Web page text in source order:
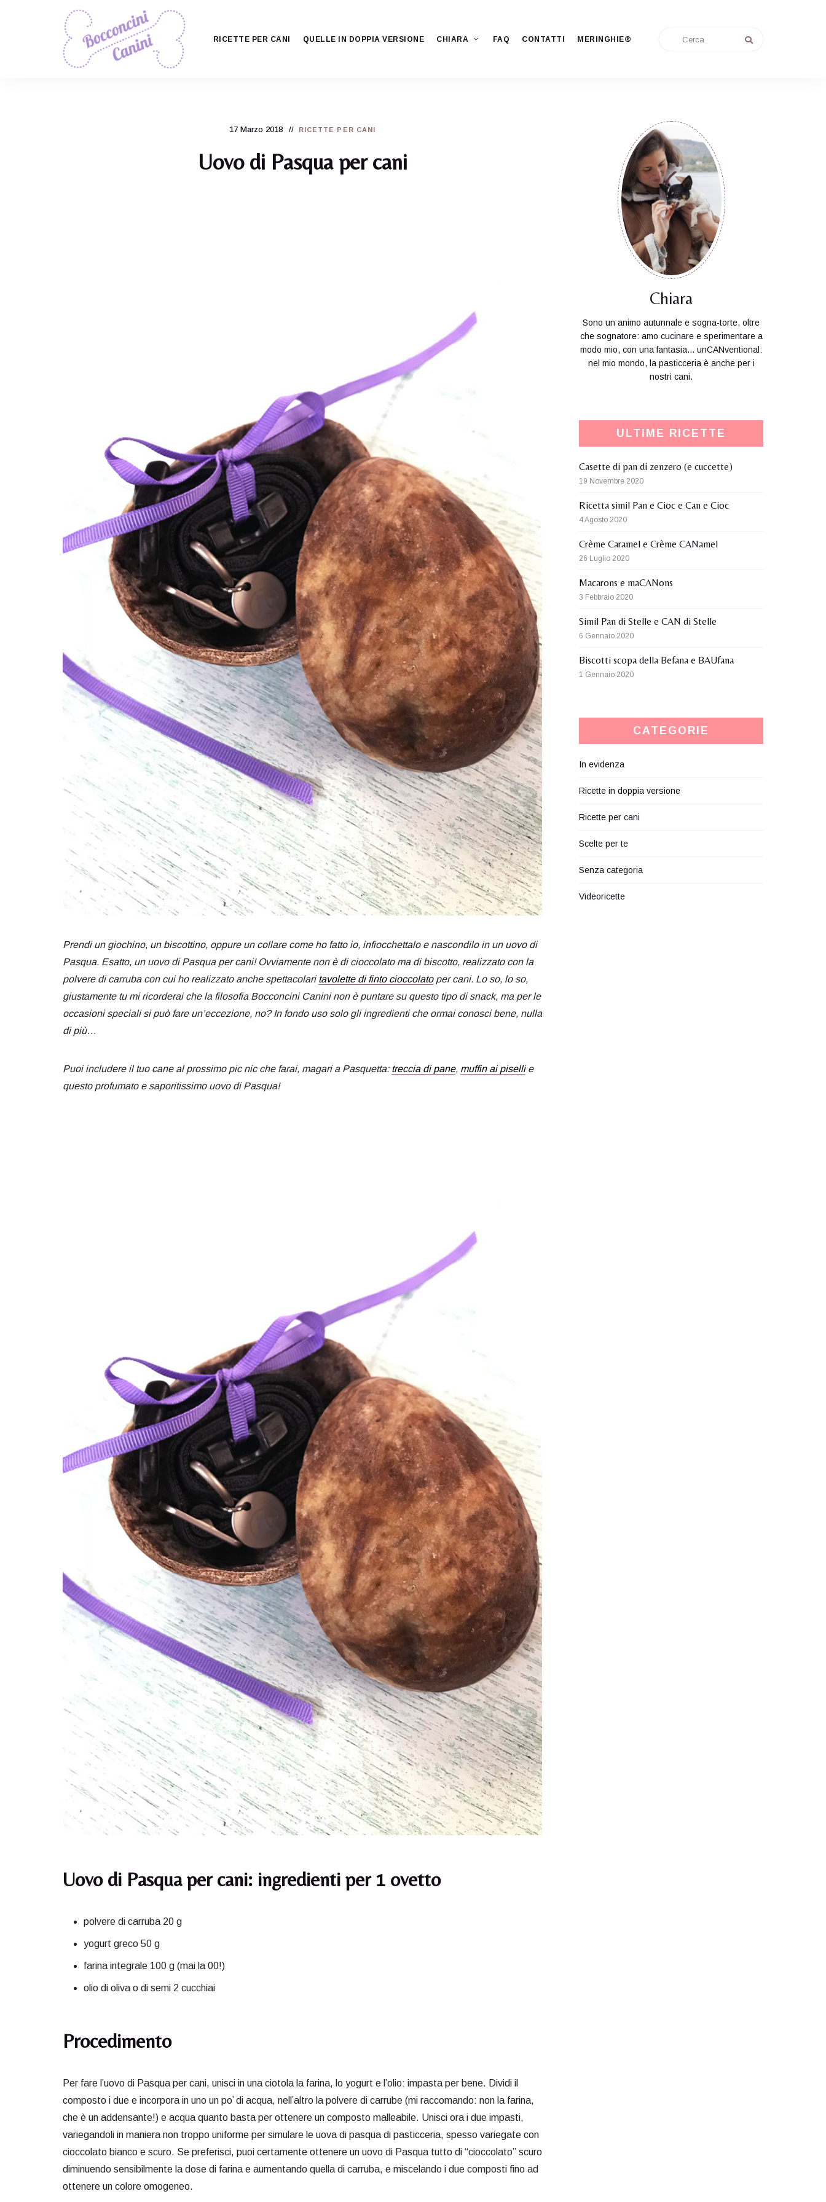
RICETTE PER CANI QUELLE IN DOPPIA VERSIONE CHIARA FAQ CONTATTI MERINGHIE®
17 Marzo 2018 RICETTE PER CANI
Uovo di Pasqua per cani
Prendi un giochino, un biscottino, oppure un collare come ho fatto io, infiocchettalo e nascondilo in un uovo di
Pasqua. Esatto, un uovo di Pasqua per cani! Ovviamente non è di cioccolato ma di biscotto, realizzato con la
polvere di carruba con cui ho realizzato anche spettacolaritavolette di finto cioccolatoper cani. Lo so, lo so,
giustamente tu mi ricorderai che la filosofia Bocconcini Canini non è puntare su questo tipo di snack, ma per le
occasioni speciali si può fare un’eccezione, no? In fondo uso solo gli ingredienti che ormai conosci bene, nulla
di più…
Puoi includere il tuo cane al prossimo pic nic che farai, magari a Pasquetta: treccia di pane, muffin ai pisellie
questo profumato e saporitissimo uovo di Pasqua!
Uovo di Pasqua per cani: ingredienti per 1 ovetto
polvere di carruba 20 g
yogurt greco 50 g
farina integrale 100 g (mai la 00!)
olio di oliva o di semi 2 cucchiai
Procedimento
Per fare l’uovo di Pasqua per cani, unisci in una ciotola la farina, lo yogurt e l’olio: impasta per bene. Dividi il
composto i due e incorpora in uno un po’ di acqua, nell’altro la polvere di carrube (mi raccomando: non la farina,
che è un addensante!) e acqua quanto basta per ottenere un composto malleabile. Unisci ora i due impasti,
variegandoli in maniera non troppo uniforme per simulare le uova di pasqua di pasticceria, spesso variegate con
cioccolato bianco e scuro. Se preferisci, puoi certamente ottenere un uovo di Pasqua tutto di “cioccolato” scuro
diminuendo sensibilmente la dose di farina e aumentando quella di carruba, e miscelando i due composti fino ad
ottenere un colore omogeneo.
Chiara
Sono un animo autunnale e sogna-torte, oltre
che sognatore: amo cucinare e sperimentare a
modo mio, con una fantasia... unCANventional:
nel mio mondo, la pasticceria è anche per i
nostri cani.
ULTIME RICETTE
Casette di pan di zenzero (e cuccette)
19 Novembre 2020
Ricetta simil Pan e Cioc e Can e Cioc
4 Agosto 2020
Crème Caramel e Crème CANamel
26 Luglio 2020
Macarons e maCANons
3 Febbraio 2020
Simil Pan di Stelle e CAN di Stelle
6 Gennaio 2020
Biscotti scopa della Befana e BAUfana
1 Gennaio 2020
CATEGORIE
In evidenza
Ricette in doppia versione
Ricette per cani
Scelte per te
Senza categoria
Videoricette